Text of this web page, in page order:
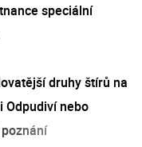
speciální
druhy štírů na
Odpudiví nebo